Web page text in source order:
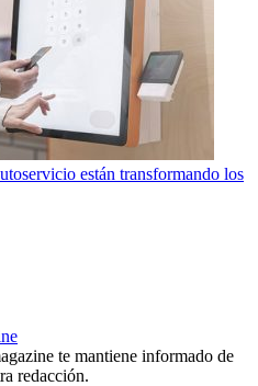
están transformando los
te mantiene informado de
redacción.